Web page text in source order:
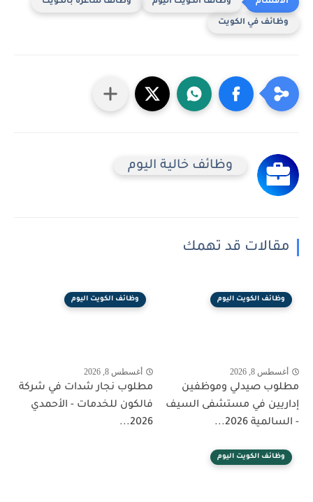
وظائف في الكويت
وظائف خالية اليوم
مقالات قد تهمك
وظائف الكويت اليوم
أغسطس 8, 2026
مطلوب صيدلي وموظفين
إداريين في مستشفى السيف
- السالمية 2026...
وظائف الكويت اليوم
أغسطس 8, 2026
مطلوب نجار شدات في شركة
فالكون للخدمات - الأحمدي
2026...
وظائف الكويت اليوم